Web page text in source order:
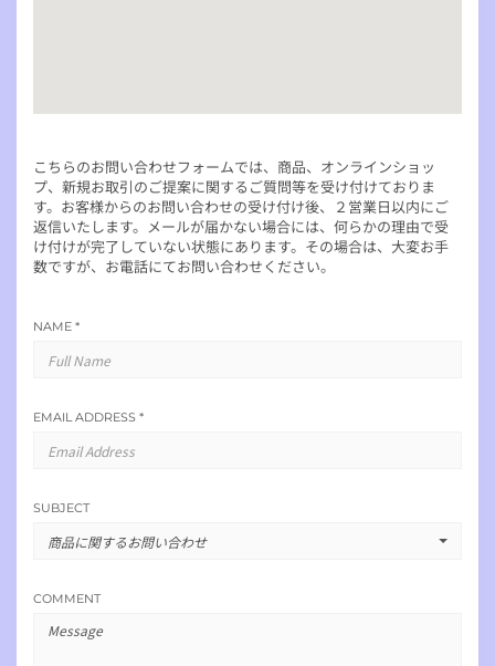
こちらのお問い合わせフォームでは、商品、オンラインショッ
プ、新規お取引のご提案に関するご質問等を受け付けておりま
す。お客様からのお問い合わせの受け付け後、２営業日以内にご
返信いたします。メールが届かない場合には、何らかの理由で受
け付けが完了していない状態にあります。その場合は、大変お手
数ですが、お電話にてお問い合わせください。
NAME *
EMAIL ADDRESS *
SUBJECT
商品に関するお問い合わせ
COMMENT